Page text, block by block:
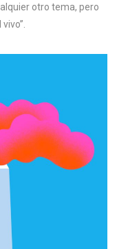
otro tema, pero